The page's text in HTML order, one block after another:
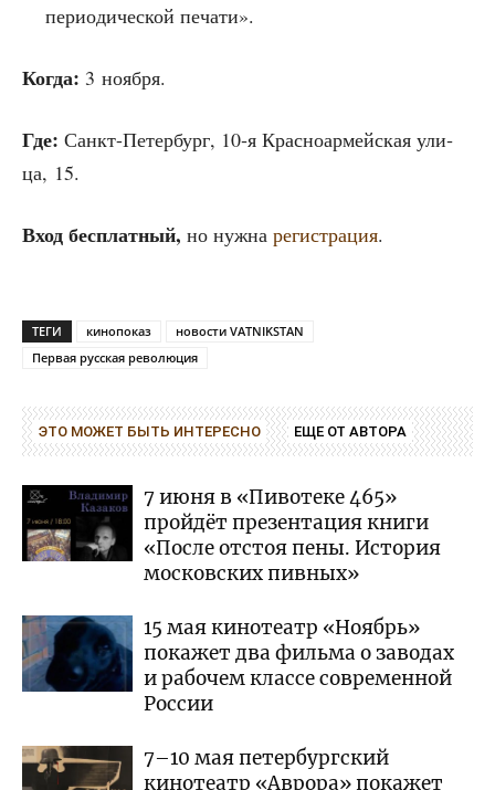
пери­о­ди­че­ской печати».
Когда: 3 ноября.
Где: Санкт-Петер­бург, 10‑я Крас­но­ар­мей­ская ули­
ца, 15.
Вход бес­плат­ный, но нуж­на реги­стра­ция.
ТЕГИ кинопоказ
новости VATNIKSTAN
Первая русская революция
ЭТО МОЖЕТ БЫТЬ ИНТЕРЕСНО ЕЩЕ ОТ АВТОРА
7 июня в «Пивотеке 465»
пройдёт презентация книги
«После отстоя пены. История
московских пивных»
15 мая кинотеатр «Ноябрь»
покажет два фильма о заводах
и рабочем классе современной
России
7–10 мая петербургский
кинотеатр «Аврора» покажет